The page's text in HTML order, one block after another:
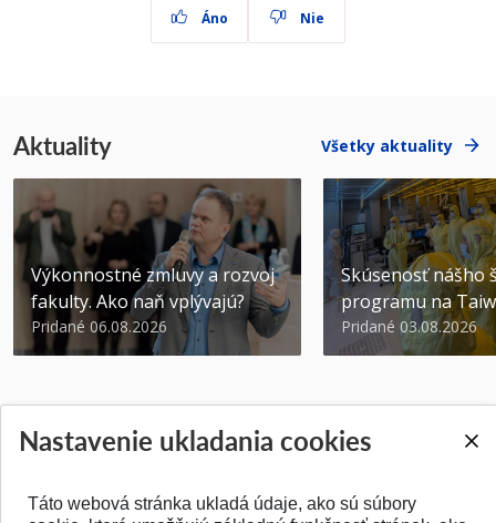
Áno Nie
Aktuality Všetky aktuality
Výkonnostné zmluvy a rozvoj
fakulty. Ako naň vplývajú?
Pridané 06.08.2026
Skúsenosť nášho
programu na
Pridané 03.08.2026
SPÄŤ NA VRCH
Nastavenie ukladania cookies
Táto webová stránka ukladá údaje, ako sú súbory